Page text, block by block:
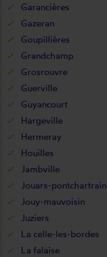
Garancières
Gazeran
Goupillières
Grandchamp
Grosrouvre
Guerville
Guyancourt
Hargeville
Hermeray
Houilles
Jambville
Jouars-pontchartrain
Jouy-mauvoisin
Juziers
La celle-les-bordes
La falaise